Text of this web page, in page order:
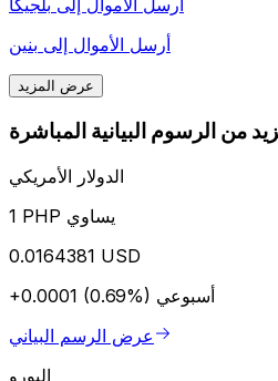
أرسل الأموال إلى بلجيكا
أرسل الأموال إلى بنين
عرض المزيد
الدولار الأمريكي
1 PHP يساوي
0.0164381 USD
+0.0001 (0.69%) أسبوعي
عرض الرسم البياني
اليورو